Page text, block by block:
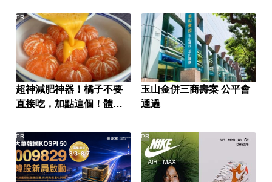
超神減肥神器！橘子不要
直接吃，加點這個！體重
PR
玉山金併三商壽案 公平會
通過
PR PR